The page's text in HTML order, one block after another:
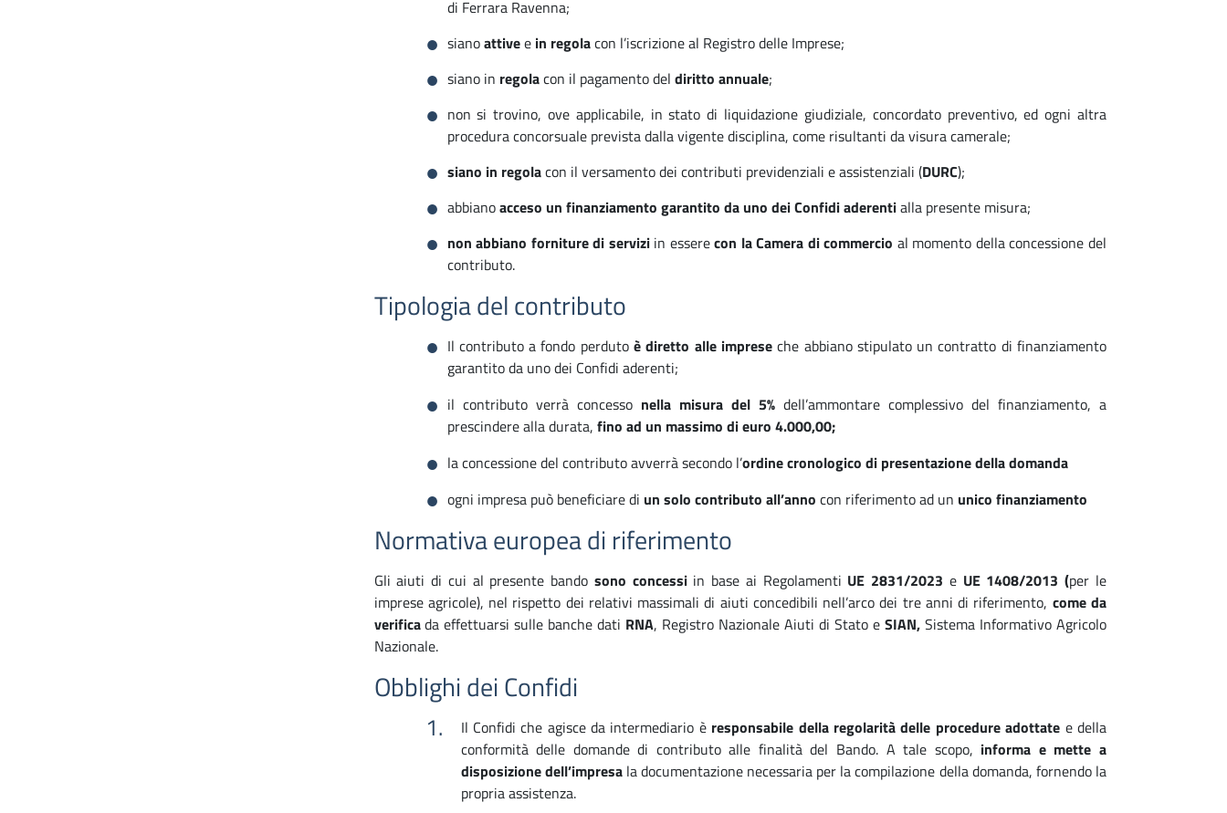
di Ferrara Ravenna;
sianoattiveein regolacon l’iscrizione al Registro delle Imprese;
siano in regolacon il pagamento del diritto annuale;
non si trovino, ove applicabile, in stato di liquidazione giudiziale, concordato preventivo, ed ogni altra
procedura concorsuale prevista dalla vigente disciplina, come risultanti da visura camerale;
siano in regolacon il versamento dei contributi previdenziali e assistenziali (DURC);
abbianoacceso un finanziamento garantito da uno dei Confidi aderentialla presente misura;
non abbiano forniture di serviziin esserecon la Camera di commercio al momento della concessione del
contributo.
Tipologia del contributo
Il contributo a fondo perdutoè diretto alle impreseche abbiano stipulato un contratto di finanziamento
garantito da uno dei Confidi aderenti;
il contributo verrà concesso nella misura del 5%dell’ammontare complessivo del finanziamento, a
prescindere alla durata, fino ad un massimo di euro 4.000,00;
la concessione del contributo avverràsecondo l’ordine cronologico di presentazione della domanda
ogni impresa può beneficiare di un solo contributo all’anno con riferimento ad un unico finanziamento
Normativa europea di riferimento
Gli aiuti di cui al presente bando sono concessiin base ai Regolamenti UE 2831/2023 e UE 1408/2013 (per le
imprese agricole), nel rispetto dei relativi massimali di aiuti concedibili nell’arco dei tre anni di riferimento, come da
verificada effettuarsi sulle banche dati RNA, Registro Nazionale Aiuti di Stato eSIAN,Sistema Informativo Agricolo
Nazionale.
Obblighi dei Confidi
Il Confidi che agisce da intermediario èresponsabile della regolarità delle procedure adottate e della
conformità delle domande di contributo alle finalità del Bando. A tale scopo, informa e mette a
disposizione dell’impresa la documentazione necessaria per la compilazione della domanda, fornendo la
propria assistenza.